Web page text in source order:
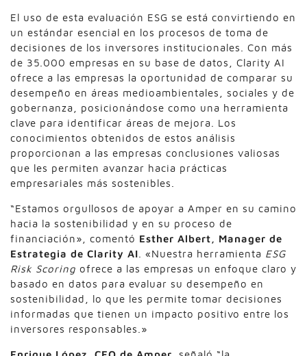
El uso de esta evaluación ESG se está convirtiendo en
un estándar esencial en los procesos de toma de
decisiones de los inversores institucionales. Con más
de 35.000 empresas en su base de datos, Clarity AI
ofrece a las empresas la oportunidad de comparar su
desempeño en áreas medioambientales, sociales y de
gobernanza, posicionándose como una herramienta
clave para identificar áreas de mejora. Los
conocimientos obtenidos de estos análisis
proporcionan a las empresas conclusiones valiosas
que les permiten avanzar hacia prácticas
empresariales más sostenibles.
“Estamos orgullosos de apoyar a Amper en su camino
hacia la sostenibilidad y en su proceso de
financiación», comentó Esther Albert, Manager de
Estrategia de Clarity AI . «Nuestra herramienta ESG
Risk Scoring ofrece a las empresas un enfoque claro y
basado en datos para evaluar su desempeño en
sostenibilidad, lo que les permite tomar decisiones
informadas que tienen un impacto positivo entre los
inversores responsables.»